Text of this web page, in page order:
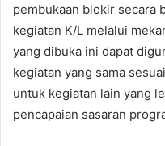
pembukaan blokir secara
kegiatan K/L melalui
yang dibuka ini dapat
kegiatan yang sama
untuk kegiatan lain yang
pencapaian sasaran